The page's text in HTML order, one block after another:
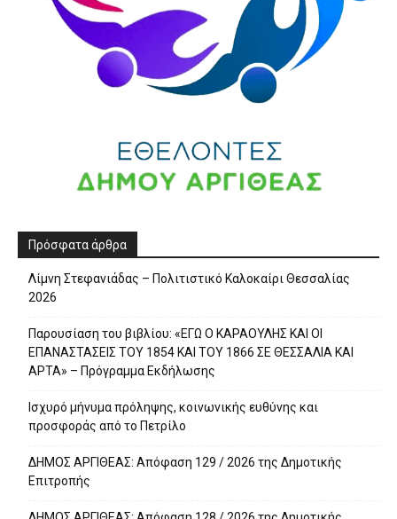
Πρόσφατα άρθρα
Λίμνη Στεφανιάδας – Πολιτιστικό Καλοκαίρι Θεσσαλίας
2026
Παρουσίαση του βιβλίου: «ΕΓΩ Ο ΚΑΡΑΟΥΛΗΣ ΚΑΙ ΟΙ
ΕΠΑΝΑΣΤΑΣΕΙΣ ΤΟΥ 1854 ΚΑΙ ΤΟΥ 1866 ΣΕ ΘΕΣΣΑΛΙΑ ΚΑΙ
ΑΡΤΑ» – Πρόγραμμα Εκδήλωσης
Ισχυρό μήνυμα πρόληψης, κοινωνικής ευθύνης και
προσφοράς από το Πετρίλο
ΔΗΜΟΣ ΑΡΓΙΘΕΑΣ: Απόφαση 129 / 2026 της Δημοτικής
Επιτροπής